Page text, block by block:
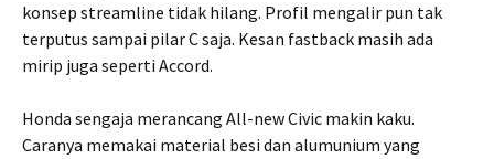
konsep streamline tidak hilang. Profil mengalir pun tak
terputus sampai pilar C saja. Kesan fastback masih ada
mirip juga seperti Accord.
Honda sengaja merancang All-new Civic makin kaku.
Caranya memakai material besi dan alumunium yang